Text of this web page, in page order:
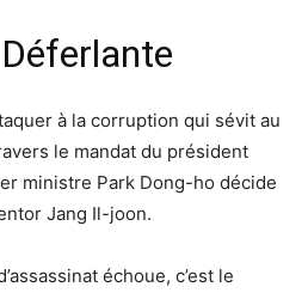
à la corruption qui sévit au
le mandat du président
ministre Park Dong-ho décide
Jang Il-joon.
échoue, c’est le